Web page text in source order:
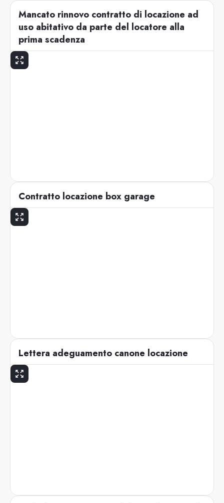
Mancato rinnovo contratto di locazione ad
uso abitativo da parte del locatore alla
prima scadenza
Contratto locazione box garage
Lettera adeguamento canone locazione